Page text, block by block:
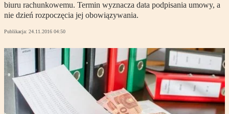
biuru rachunkowemu. Termin wyznacza data podpisania umowy, a
nie dzień rozpoczęcia jej obowiązywania.
Publikacja: 24.11.2016 04:50